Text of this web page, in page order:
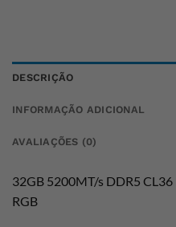
DESCRIÇÃO
INFORMAÇÃO ADICIONAL
AVALIAÇÕES (0)
32GB 5200MT/s DDR5
RGB